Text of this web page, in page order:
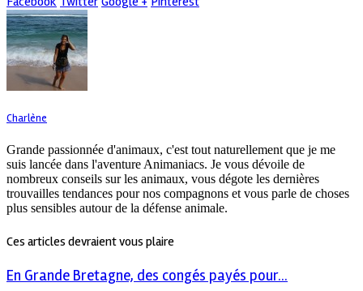
Charlène
Grande passionnée d'animaux, c'est tout naturellement que je me
suis lancée dans l'aventure Animaniacs. Je vous dévoile de
nombreux conseils sur les animaux, vous dégote les dernières
trouvailles tendances pour nos compagnons et vous parle de choses
plus sensibles autour de la défense animale.
Ces articles devraient vous plaire
En Grande Bretagne, des congés payés pour...